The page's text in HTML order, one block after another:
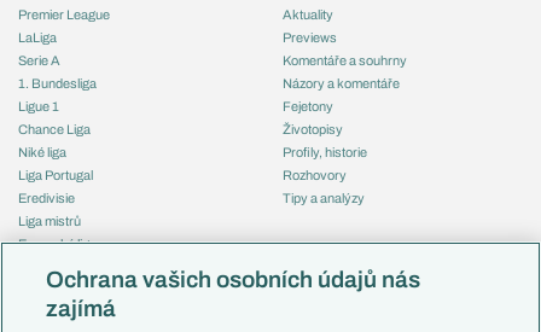
Premier League
LaLiga
Serie A
1. Bundesliga
Ligue 1
Chance Liga
Niké liga
Liga Portugal
Eredivisie
Liga mistrů
Evropská liga
Mistrovství světa
Liga národů
Aktuality
Previews
Komentáře a souhrny
Názory a komentáře
Fejetony
Životopisy
Profily, historie
Rozhovory
Tipy a analýzy
Česko
Ochrana vašich osobních údajů nás
zajímá